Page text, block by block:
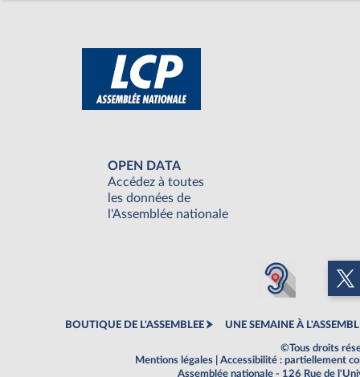
OPEN DATA
Accédez à toutes
les données de
l'Assemblée nationale
BOUTIQUE DE L'ASSEMBLEE UNE SEMAINE À
©Tous droits
Mentions légales
Accessibilité : partiellement
Assemblée nationale - 126 Rue de